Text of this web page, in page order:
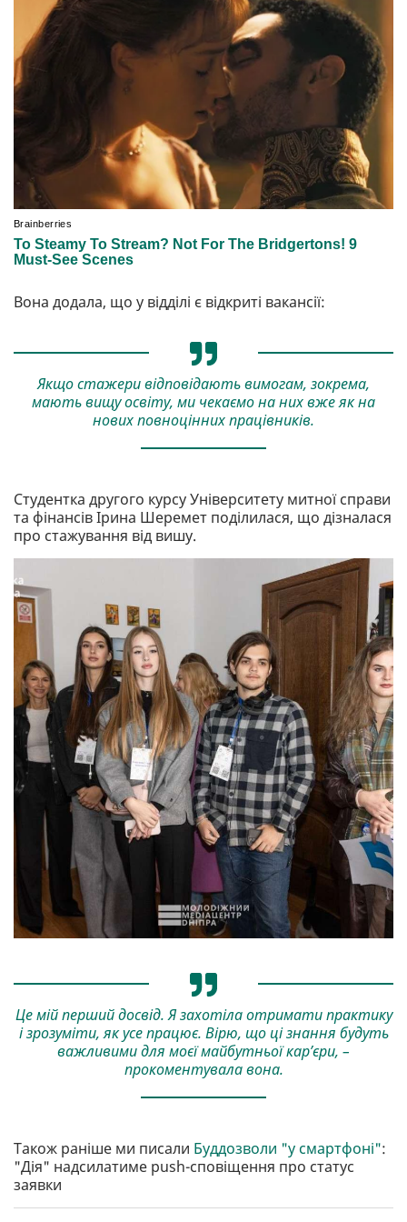
Вона додала, що у відділі є відкриті вакансії:
Якщо стажери відповідають вимогам, зокрема,
мають вищу освіту, ми чекаємо на них вже як на
нових повноцінних працівників.
Студентка другого курсу Університету митної справи
та фінансів Ірина Шеремет поділилася, що дізналася
про стажування від вишу.
Це мій перший досвід. Я захотіла отримати практику
і зрозуміти, як усе працює. Вірю, що ці знання будуть
важливими для моєї майбутньої кар’єри, –
прокоментувала вона.
Також раніше ми писали Буддозволи "у смартфоні":
"Дія" надсилатиме push-сповіщення про статус
заявки